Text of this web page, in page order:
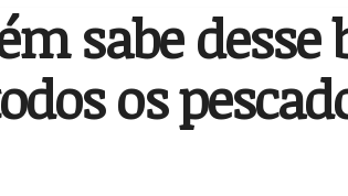
sabe desse
os